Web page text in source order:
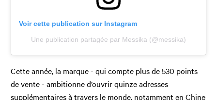
Voir cette publication sur Instagram
Une publication partagée par Messika (@messika)
Cette année, la marque - qui compte plus de 530 points
de vente - ambitionne d’ouvrir quinze adresses
supplémentaires à travers le monde, notamment en Chine